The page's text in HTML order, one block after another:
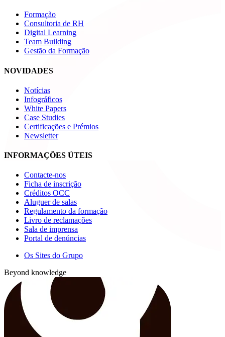
Formação
Consultoria de RH
Digital Learning
Team Building
Gestão da Formação
NOVIDADES
Notícias
Infográficos
White Papers
Case Studies
Certificações e Prémios
Newsletter
INFORMAÇÕES ÚTEIS
Contacte-nos
Ficha de inscrição
Créditos OCC
Aluguer de salas
Regulamento da formação
Livro de reclamações
Sala de imprensa
Portal de denúncias
Os Sites do Grupo
Beyond knowledge